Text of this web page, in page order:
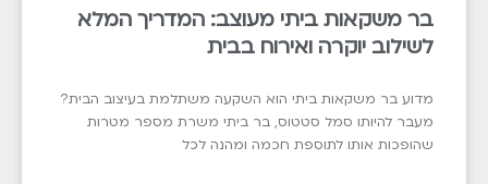
בר משקאות ביתי מעוצב: המדריך המלא
לשילוב יוקרה ואירוח בבית
מדוע בר משקאות ביתי הוא השקעה משתלמת בעיצוב הבית?
מעבר להיותו סמל סטטוס, בר ביתי משרת מספר מטרות
שהופכות אותו לתוספת חכמה ומהנה לכל